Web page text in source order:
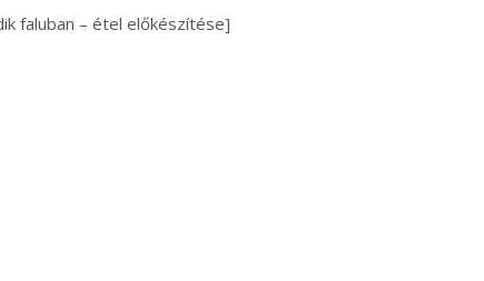
faluban – étel előkészítése]